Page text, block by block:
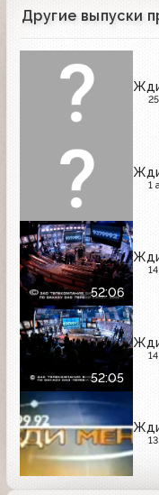
Другие выпуски
1
52:06
52:05